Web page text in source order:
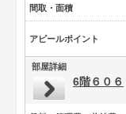
間取・面積
アピールポイント
部屋詳細
6階６０６